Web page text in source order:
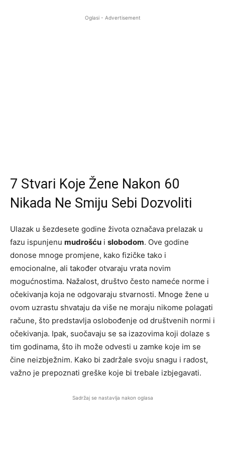
Oglasi - Advertisement
7 Stvari Koje Žene Nakon 60
Nikada Ne Smiju Sebi Dozvoliti
Ulazak u šezdesete godine života označava prelazak u
fazu ispunjenu mudrošću i slobodom. Ove godine
donose mnoge promjene, kako fizičke tako i
emocionalne, ali također otvaraju vrata novim
mogućnostima. Nažalost, društvo često nameće norme i
očekivanja koja ne odgovaraju stvarnosti. Mnoge žene u
ovom uzrastu shvataju da više ne moraju nikome polagati
račune, što predstavlja oslobođenje od društvenih normi i
očekivanja. Ipak, suočavaju se sa izazovima koji dolaze s
tim godinama, što ih može odvesti u zamke koje im se
čine neizbježnim. Kako bi zadržale svoju snagu i radost,
važno je prepoznati greške koje bi trebale izbjegavati.
Sadržaj se nastavlja nakon oglasa